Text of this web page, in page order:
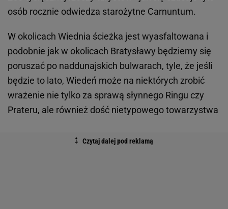
osób rocznie odwiedza starożytne Carnuntum.
W okolicach Wiednia ścieżka jest wyasfaltowana i
podobnie jak w okolicach Bratysławy będziemy się
poruszać po naddunajskich bulwarach, tyle, że jeśli
będzie to lato, Wiedeń może na niektórych zrobić
wrażenie nie tylko za sprawą słynnego Ringu czy
Prateru, ale również dość nietypowego towarzystwa